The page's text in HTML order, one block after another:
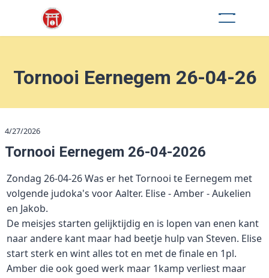
Tornooi Eernegem 26-04-26
4/27/2026
Tornooi Eernegem 26-04-2026
Zondag 26-04-26 Was er het Tornooi te Eernegem met
volgende judoka's voor Aalter. Elise - Amber - Aukelien
en Jakob.
De meisjes starten gelijktijdig en is lopen van enen kant
naar andere kant maar had beetje hulp van Steven. Elise
start sterk en wint alles tot en met de finale en 1pl.
Amber die ook goed werk maar 1kamp verliest maar